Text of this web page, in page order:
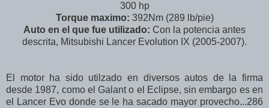
300 hp
Torque maximo: 392Nm (289 lb/pie)
Auto en el que fue utilizado: Con la potencia antes
descrita, Mitsubishi Lancer Evolution IX (2005-2007).
El motor ha sido utilzado en diversos autos de la firma
desde 1987, como el Galant o el Eclipse, sin embargo es en
el Lancer Evo donde se le ha sacado mayor provecho...286